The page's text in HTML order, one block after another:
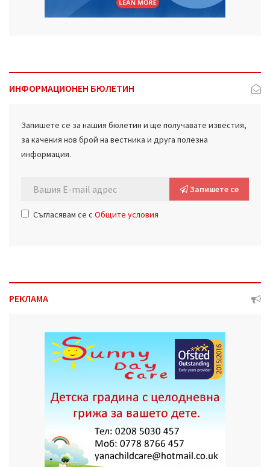
ИНФОРМАЦИОНЕН БЮЛЕТИН
Запишете се за нашия бюлетин и ще получавате известия,
за качения нов брой на вестника и друга полезна
информация.
Запишете се
Съгласявам се с Общите условия
РЕКЛАМА